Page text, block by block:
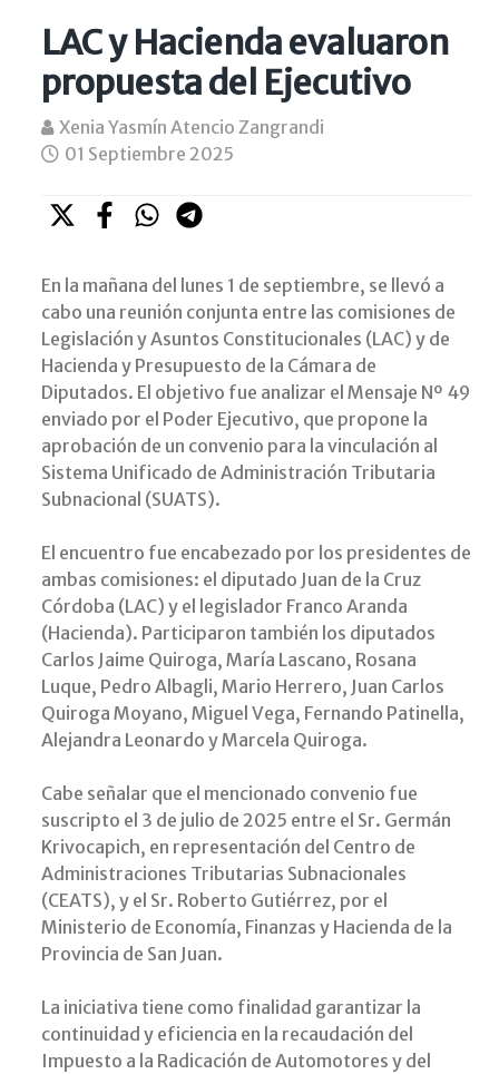
LAC y Hacienda evaluaron
propuesta del Ejecutivo
Xenia Yasmín Atencio Zangrandi
01 Septiembre 2025
En la mañana del lunes 1 de septiembre, se llevó a
cabo una reunión conjunta entre las comisiones de
Legislación y Asuntos Constitucionales (LAC) y de
Hacienda y Presupuesto de la Cámara de
Diputados. El objetivo fue analizar el Mensaje Nº 49
enviado por el Poder Ejecutivo, que propone la
aprobación de un convenio para la vinculación al
Sistema Unificado de Administración Tributaria
Subnacional (SUATS).
El encuentro fue encabezado por los presidentes de
ambas comisiones: el diputado Juan de la Cruz
Córdoba (LAC) y el legislador Franco Aranda
(Hacienda). Participaron también los diputados
Carlos Jaime Quiroga, María Lascano, Rosana
Luque, Pedro Albagli, Mario Herrero, Juan Carlos
Quiroga Moyano, Miguel Vega, Fernando Patinella,
Alejandra Leonardo y Marcela Quiroga.
Cabe señalar que el mencionado convenio fue
suscripto el 3 de julio de 2025 entre el Sr. Germán
Krivocapich, en representación del Centro de
Administraciones Tributarias Subnacionales
(CEATS), y el Sr. Roberto Gutiérrez, por el
Ministerio de Economía, Finanzas y Hacienda de la
Provincia de San Juan.
La iniciativa tiene como finalidad garantizar la
continuidad y eficiencia en la recaudación del
Impuesto a la Radicación de Automotores y del